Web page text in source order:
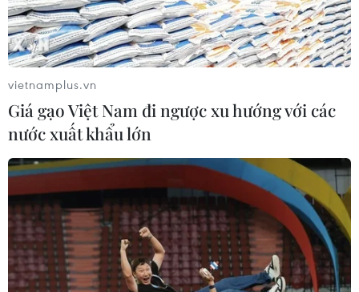
Liên hợp quốc hoãn bỏ phiếu về vấn đề
khu định cư Israel
23/12/2016 03:03
Ngày 22/12, Hội đồng Bảo an Liên hợp quốc đã hoãn
vietnamplus.vn
Giá gạo Việt Nam đi ngược xu hướng với các
nước xuất khẩu lớn